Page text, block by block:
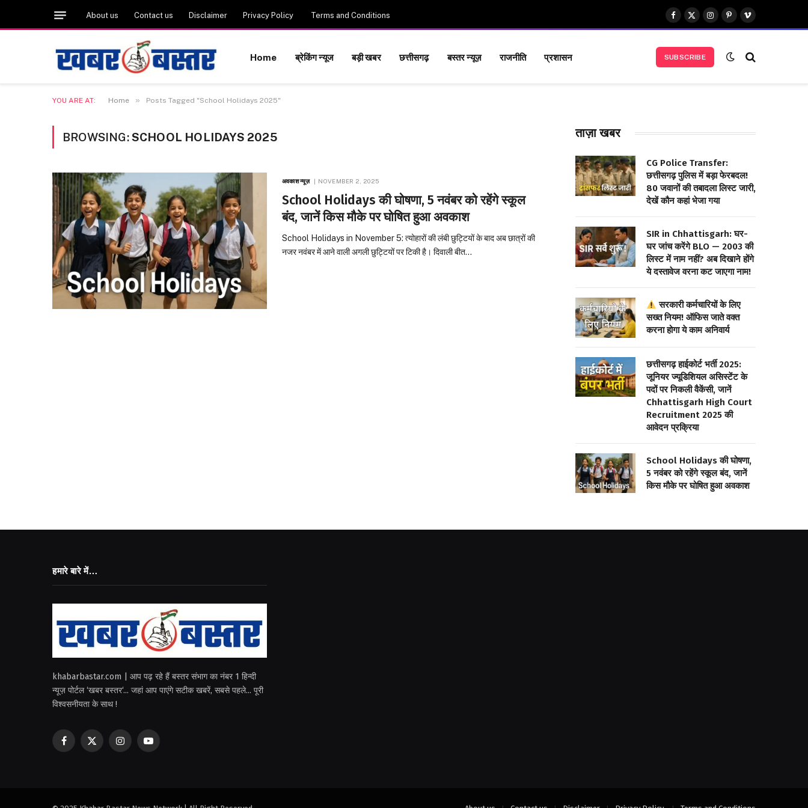
About us Contact us Disclaimer Privacy Policy Terms and Conditions
Facebook
X
(Twitter)
Instagram
Pinterest
Vimeo
Home ब्रेकिंग न्यूज बड़ी खबर छत्तीसगढ़ बस्तर न्यूज़ राजनीति प्रशासन SUBSCRIBE
YOU ARE AT: Home » Posts Tagged "School Holidays 2025"
BROWSING:SCHOOL HOLIDAYS 2025
अवकाश न्यूज़ NOVEMBER 2, 2025
School Holidays की घोषणा, 5 नवंबर को रहेंगे स्कूल
बंद, जानें किस मौके पर घोषित हुआ अवकाश
School Holidays in November 5: त्योहारों की लंबी छुट्टियों के बाद अब छात्रों की
नजर नवंबर में आने वाली अगली छुट्टियों पर टिकी है। दिवाली बीत…
ताज़ा खबर
CG Police Transfer:
छत्तीसगढ़ पुलिस में बड़ा फेरबदल!
80 जवानों की तबादला लिस्ट जारी,
देखें कौन कहां भेजा गया
SIR in Chhattisgarh: घर-
घर जांच करेंगे BLO — 2003 की
लिस्ट में नाम नहीं? अब दिखाने होंगे
ये दस्तावेज वरना कट जाएगा नाम!
सरकारी कर्मचारियों के लिए
सख्त नियम! ऑफिस जाते वक्त
करना होगा ये काम अनिवार्य
छत्तीसगढ़ हाईकोर्ट भर्ती 2025:
जूनियर ज्यूडिशियल असिस्टेंट के
पदों पर निकली वैकेंसी, जानें
Chhattisgarh High Court
Recruitment 2025 की
आवेदन प्रक्रिया
School Holidays की घोषणा,
5 नवंबर को रहेंगे स्कूल बंद, जानें
किस मौके पर घोषित हुआ अवकाश
हमारे बारे में…
khabarbastar.com | आप पढ़ रहे हैं बस्तर संभाग का नंबर 1 हिन्दी
न्यूज़ पोर्टल ‘खबर बस्तर‘... जहां आप पाएंगे सटीक खबरें, सबसे पहले... पूरी
विश्वसनीयता के साथ !
Facebook
X
InstagramYouTube